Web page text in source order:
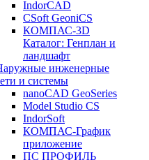
IndorCAD
CSoft GeoniCS
КОМПАС-3D
Каталог: Генплан и
ландшафт
инженерные
и системы
nanoCAD GeoSeries
Model Studio CS
IndorSoft
КОМПАС-График
приложение
ПС ПРОФИЛЬ